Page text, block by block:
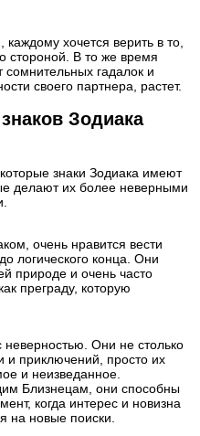
каждому хочется верить в то,
стороной. В то же время
гадалок и
своего партнера, растет.
Зодиака
знаки Зодиака имеют
делают их более неверными
очень нравится вести
логического конца. Они
природе и очень часто
преграду, которую
Они не столько
и приключений, просто их
и неизведанное.
Близнецам, они способны
когда интерес и новизна
на новые поиски.